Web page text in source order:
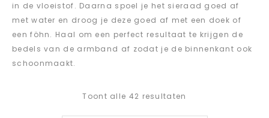
in de vloeistof. Daarna spoel je het sieraad goed af
met water en droog je deze goed af met een doek of
een föhn. Haal om een perfect resultaat te krijgen de
bedels van de armband af zodat je de binnenkant ook
schoonmaakt.
Toont alle 42 resultaten